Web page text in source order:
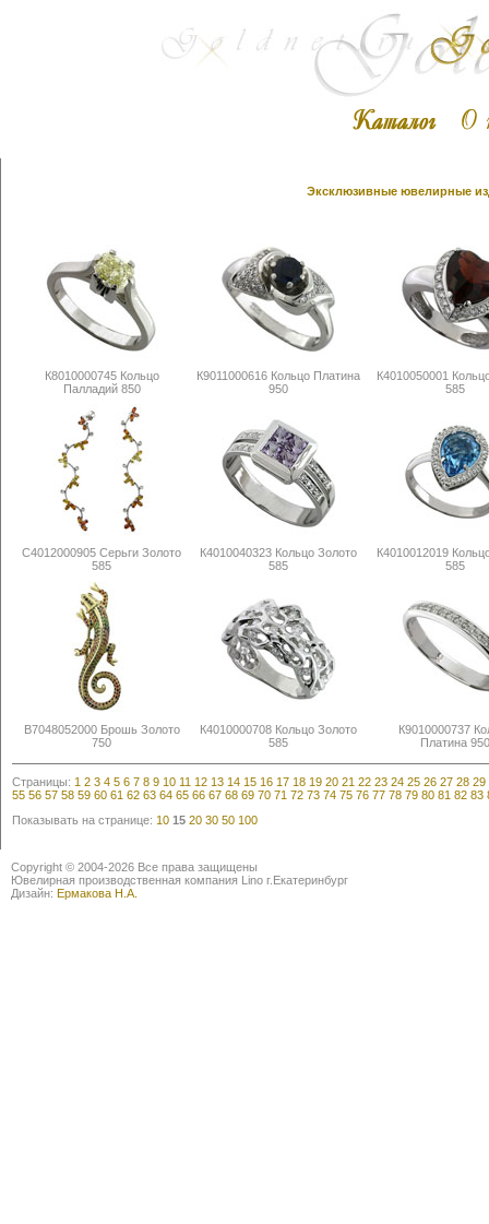
Эксклюзивные ювелирные
К8010000745 Кольцо
Палладий 850
К9011000616 Кольцо Платина
950
К4010050001
585
С4012000905 Серьги Золото
585
К4010040323 Кольцо Золото
585
К4010012019
585
В7048052000 Брошь Золото
750
К4010000708 Кольцо Золото
585
К9010000737
Платина 950
Страницы: 1 2 3 4 5 6 7 8 9 10 11 12 13 14 15 16 17 18 19 20 21 22 23 24 25 26 27 28 29
55 56 57 58 59 60 61 62 63 64 65 66 67 68 69 70 71 72 73 74 75 76 77 78 79 80 81 82 83
Показывать на странице: 10 15 20 30 50 100
Copyright © 2004-2026 Все права защищены
Ювелирная производственная компания Lino г.Екатеринбург
Дизайн: Ермакова Н.А.